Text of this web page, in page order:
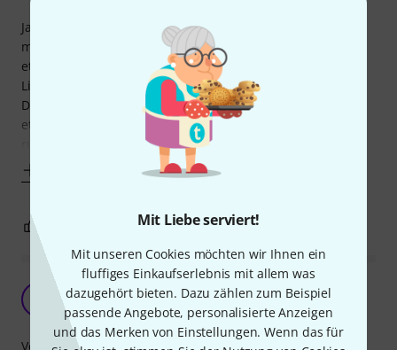
Mit Liebe serviert!
Mit unseren Cookies möchten wir Ihnen ein
fluffiges Einkaufserlebnis mit allem was
dazugehört bieten. Dazu zählen zum Beispiel
passende Angebote, personalisierte Anzeigen
und das Merken von Einstellungen. Wenn das für
Ja - was soll ich sagen - manchmal muss man einfach auch
mal etwas exzenrisch sein und seine Bandkollegen mit
etwas "besonderem" überraschen. Kennt bestimmt jeder:
Liveauftritt, Soundcheck, alles gepegelt - einen
Drummerfreundlichen Mischer vorausgesetzt auch mit
etwas Hall auf der Snare und den Toms, ( Herrlich ;-), dann
runter von der Bühne und jemanden aus der Band
BEWERTUNG MELDEN
Helferlein für den Drummer
Roland Maschke 04.11.2021
Verarbeitung